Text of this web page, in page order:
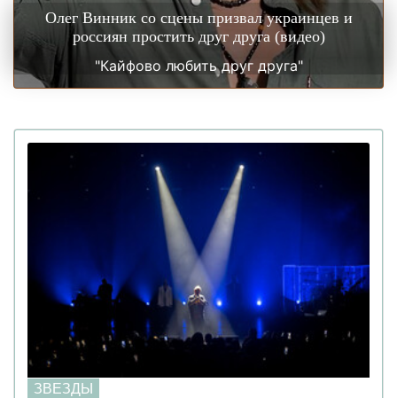
Олег Винник со сцены призвал украинцев и
россиян простить друг друга (видео)
"Кайфово любить друг друга"
ЗВЕЗДЫ